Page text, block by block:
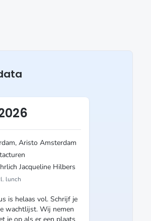
Aristo Amsterdam
Jacqueline Hilbers
lunch
is helaas vol. Schrijf je
wachtlijst. Wij nemen